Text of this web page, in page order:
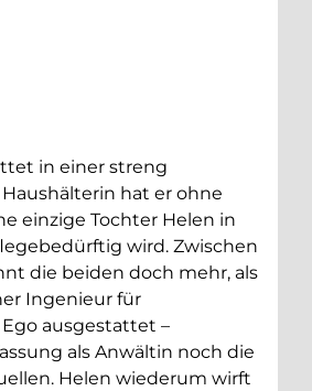
in einer streng
hat er ohne
einzige Tochter Helen in
wird. Zwischen
die beiden doch mehr, als
Ingenieur für
ausgestattet –
als Anwältin noch die
Helen wiederum wirft